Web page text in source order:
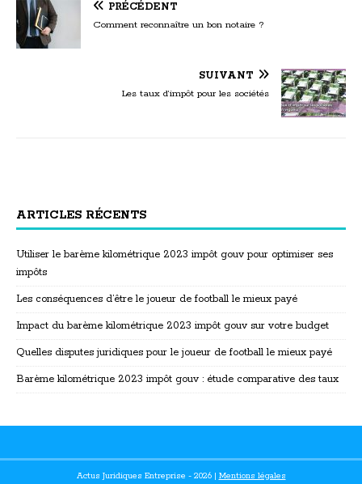
PRÉCÉDENT
Comment reconnaître un bon notaire ?
SUIVANT
Les taux d’impôt pour les sociétés
ARTICLES RÉCENTS
Utiliser le barème kilométrique 2023 impôt gouv pour optimiser ses
impôts
Les conséquences d’être le joueur de football le mieux payé
Impact du barème kilométrique 2023 impôt gouv sur votre budget
Quelles disputes juridiques pour le joueur de football le mieux payé
Barème kilométrique 2023 impôt gouv : étude comparative des taux
Actus Juridiques Entreprise - 2026 | Mentions légales